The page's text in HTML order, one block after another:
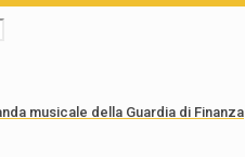
musicale della Guardia di Finanza